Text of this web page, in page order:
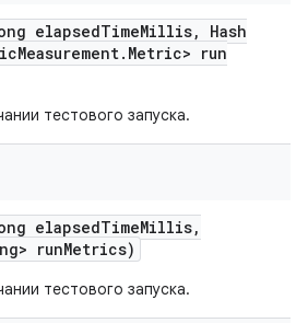
elapsedTimeMillis,
Hash
Measurement. Metric> run
тестового запуска.
elapsedTimeMillis,
runMetrics)
тестового запуска.